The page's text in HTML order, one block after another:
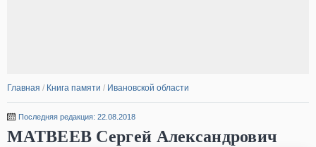
Главная / Книга памяти / Ивановской области
Последняя редакция: 22.08.2018
МАТВЕЕВ Сергей Александрович